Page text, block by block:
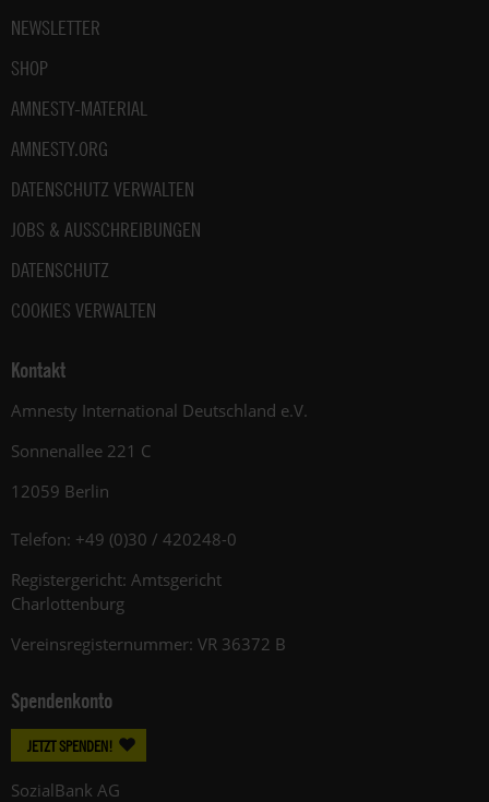
NEWSLETTER
SHOP
AMNESTY-MATERIAL
AMNESTY.ORG
DATENSCHUTZ VERWALTEN
JOBS & AUSSCHREIBUNGEN
DATENSCHUTZ
COOKIES VERWALTEN
Kontakt
Amnesty International Deutschland e.V.
Sonnenallee 221 C
12059 Berlin
Telefon: +49 (0)30 / 420248-0
Registergericht: Amtsgericht
Charlottenburg
Vereinsregisternummer: VR 36372 B
Spendenkonto
JETZT SPENDEN!
SozialBank AG